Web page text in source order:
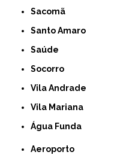
Sacomã
Santo Amaro
Saúde
Socorro
Vila Andrade
Vila Mariana
Água Funda
Aeroporto